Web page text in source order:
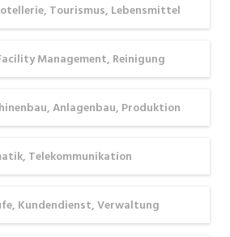
am besten
zu deinen
Vorstellungen?
Wir zeigen
dir, welche
Rheintal,
der Walgau,
der
Bregenzerwald
Tourismus, Lebensmittel
Management, Reinigung
Anlagenbau, Produktion
Telekommunikation
Kundendienst, Verwaltung